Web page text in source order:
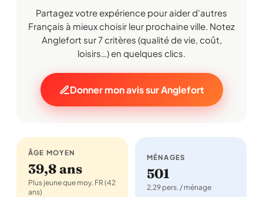
Partagez votre expérience pour aider d'autres
Français à mieux choisir leur prochaine ville. Notez
Anglefort sur 7 critères (qualité de vie, coût,
loisirs…) en quelques clics.
Donner mon avis sur Anglefort
ÂGE MOYEN
39,8 ans
Plus jeune que moy. FR (42
ans)
MÉNAGES
501
2,29 pers. / ménage